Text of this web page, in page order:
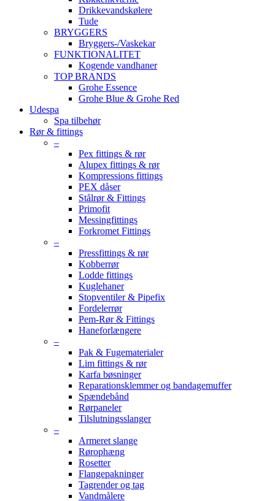
Drikkevandskølere
Tude
BRYGGERS
Bryggers-/Vaskekar
FUNKTIONALITET
Kogende vandhaner
TOP BRANDS
Grohe Essence
Grohe Blue & Grohe Red
Udespa
Spa tilbehør
Rør & fittings
–
Pex fittings & rør
Alupex fittings & rør
Kompressions fittings
PEX dåser
Stålrør & Fittings
Primofit
Messingfittings
Forkromet Fittings
–
Pressfittings & rør
Kobberrør
Lodde fittings
Kuglehaner
Stopventiler & Pipefix
Fordelerrør
Pem-Rør & Fittings
Haneforlængere
–
Pak & Fugematerialer
Lim fittings & rør
Karfa bøsninger
Reparationsklemmer og bandagemuffer
Spændebånd
Rørpaneler
Tilslutningsslanger
–
Armeret slange
Rørophæng
Rosetter
Flangepakninger
Tagrender og tag
Vandmålere